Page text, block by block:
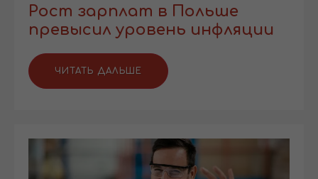
Рост зарплат в Польше
превысил уровень инфляции
ЧИТАТЬ ДАЛЬШЕ